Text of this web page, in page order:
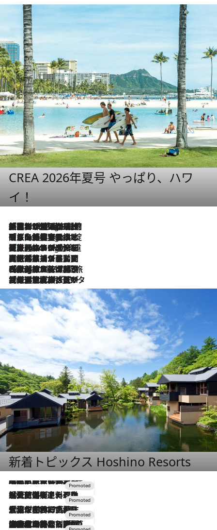
CREA 2026年夏号 やっぱり、ハワ
イ！
6 Hours Ago
「荷物が増えるほど旅ストレスは増す」美容ジャーナリストがたどり着いた最終結論。“化粧品を劇的に減らす”感動の凝縮美容とは
6 Hours Ago
「旅先には金髪ウィッグを持参」日本と同じメイクでは損してる!? 美容ジャーナリストが提案する“掟破りの旅美容”とは
6 Hours Ago
【厳選旅コスメ】「身軽さ＆UV対策重視！」ヘアアーティストshucoが選んだ夏旅ベストコスメを発表【Mサイズジップ】
2026.8.5
【厳選旅コスメ】国内をあちこち移動する河井菜摘が選んだ夏旅ベストコスメ発表！「リラックスアイテムはマスト」【Mサイズジップ】
2026.8.4
【厳選旅コスメ】「紫外線＆乾燥対策しながらメイク感も！」ヘア＆メイクGeorgeが選んだ夏旅ベストコスメを発表！【Mサイズジップ】
2026.8.3
【厳選旅コスメ】「保湿もタイパ重視！」“サウナ好き”タレント清水みさとが愛用する夏旅ベストコスメを発表！【Mサイズジップ】
新着トピックス Hoshino Resorts
2026.7.31
【ホテル帰省】という選択肢をOMOが提案。家族とほどよい距離を保つには「昼は実家、夜は気兼ねなくホテルで！」
2026.7.24
【夏限定ディナーコース】旬を迎える稚鮎や花ズッキーニなどをイタリア・トスカーナの郷土料理の手法で満喫！
2026.7.17
「土佐和ハーブかき氷」がOMO7高知に登場！生姜、山椒、大葉など目にも舌にも涼を呼ぶ郷土の味
2026.7.10
NEW OPEN！【界 草津】名湯の地に誕生。趣の異なる2種の温泉と上州ならではの会席・蕎麦割烹など美食を味わう究極の癒やし旅